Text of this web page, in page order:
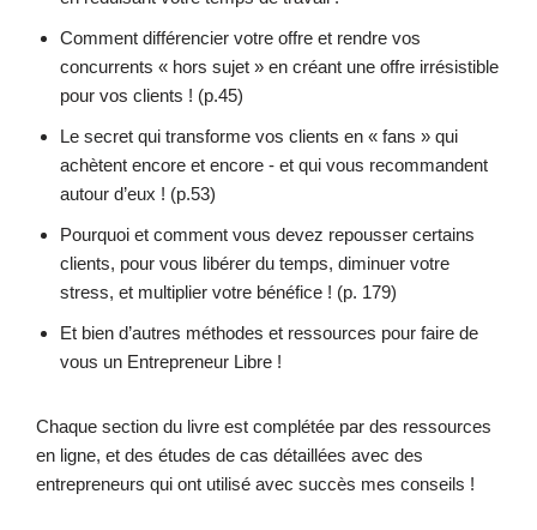
Comment différencier votre offre et rendre vos
concurrents « hors sujet » en créant une offre irrésistible
pour vos clients ! (p.45)
Le secret qui transforme vos clients en « fans » qui
achètent encore et encore - et qui vous recommandent
autour d’eux ! (p.53)
Pourquoi et comment vous devez repousser certains
clients, pour vous libérer du temps, diminuer votre
stress, et multiplier votre bénéfice ! (p. 179)
Et bien d’autres méthodes et ressources pour faire de
vous un Entrepreneur Libre !
Chaque section du livre est complétée par des ressources
en ligne, et des études de cas détaillées avec des
entrepreneurs qui ont utilisé avec succès mes conseils !